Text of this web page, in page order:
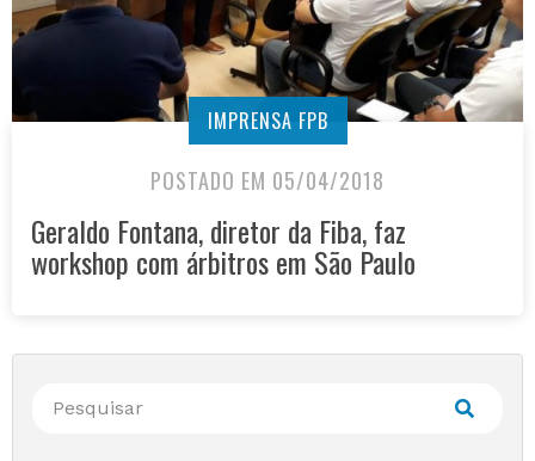
IMPRENSA FPB
POSTADO EM 05/04/2018
Geraldo Fontana, diretor da Fiba, faz
workshop com árbitros em São Paulo